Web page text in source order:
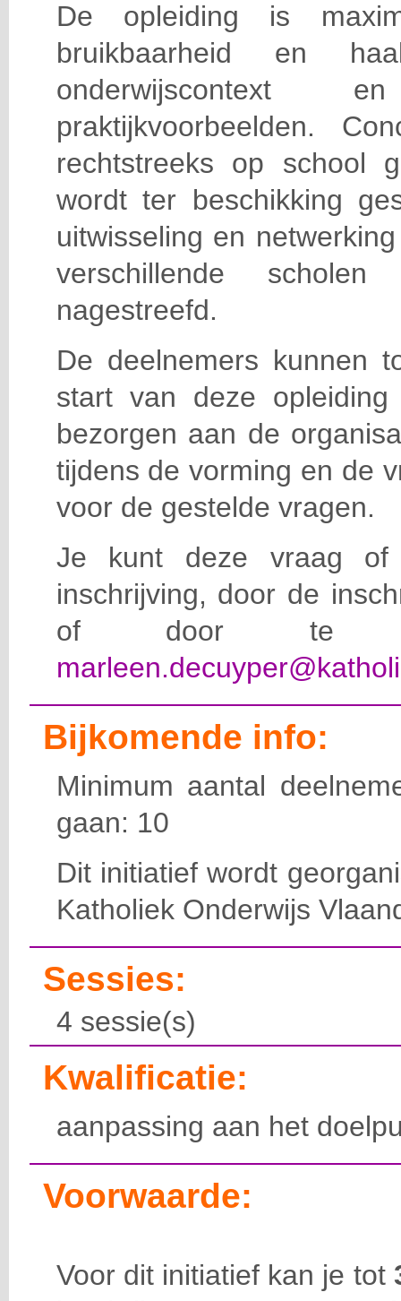
De opleiding is
bruikbaarheid en
praktijkvoorbeelden.
rechtstreeks op school
wordt ter beschikking
uitwisseling en
verschillende scholen
nagestreefd.
De deelnemers kunnen
start van deze
bezorgen aan de
tijdens de vorming en de
voor de gestelde vragen.
Je kunt deze vraag of
inschrijving, door de
of door te e-
Bijkomende info:
Minimum aantal
gaan: 10
Dit initiatief wordt
Katholiek Onderwijs
Sessies:
4 sessie(s)
Kwalificatie:
aanpassing aan het
Voorwaarde:
Voor dit initiatief kan je tot